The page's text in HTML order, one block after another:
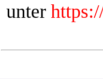
unter